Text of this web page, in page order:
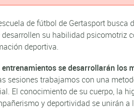
de fútbol de Gertasport busca
desarrollen su habilidad psicomotriz
deportiva.
entrenamientos se desarrollarán los
sesiones trabajamos con una
El conocimiento de su cuerpo, la
y deportividad se unirán